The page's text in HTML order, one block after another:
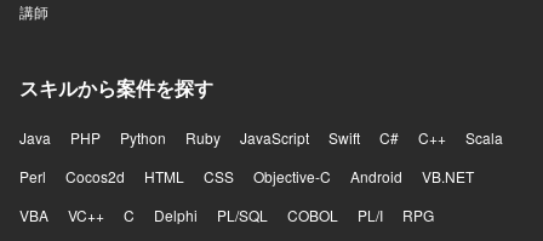
講師
スキルから案件を探す
Java PHP Python Ruby JavaScript Swift C# C++
Scala
Perl
Cocos2d HTML CSS Objective-C Android
VB.NET
VBA
VC++ C Delphi PL/SQL COBOL PL/I
RPG